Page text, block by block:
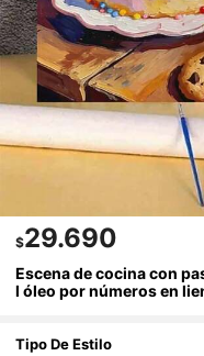
$29.690
Escena de cocina con
l óleo por números en
Tipo De Estilo